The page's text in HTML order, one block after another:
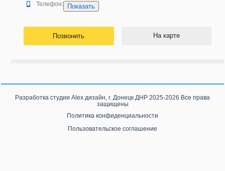
Телефон: Показать
Позвонить На карте
Разработка студии Alex дизайн, г. Донецк ДНР 2025-2026 Все права
защищены
Политика конфиденциальности
Пользовательское соглашение